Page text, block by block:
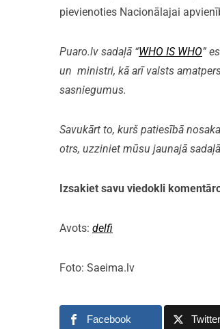
pievienoties Nacionālajai
Puaro.lv sadaļā “WHO IS WHO”
un ministri, kā arī valsts
sasniegumus.
Savukārt to, kurš patiesībā
otrs, uzziniet mūsu jaunajā sadaļā
Izsakiet savu viedokli
Avots: delfi
Foto: Saeima.lv
Facebook Twitter